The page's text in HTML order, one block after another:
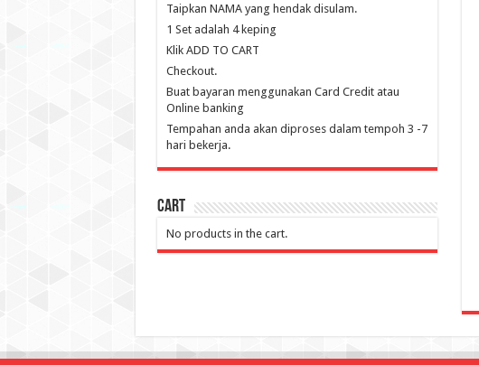
Taipkan NAMA yang hendak disulam.
1 Set adalah 4 keping
Klik ADD TO CART
Checkout.
Buat bayaran menggunakan Card Credit atau
Online banking
Tempahan anda akan diproses dalam tempoh 3 -7
hari bekerja.
Cart
No products in the cart.